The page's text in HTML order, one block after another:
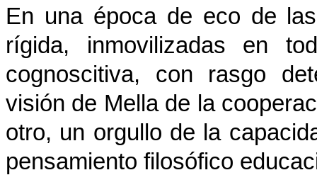
En una época de eco de
rígida, inmovilizadas en
cognoscitiva, con rasgo
visión de Mella de la
otro, un orgullo de la
pensamiento filosófico